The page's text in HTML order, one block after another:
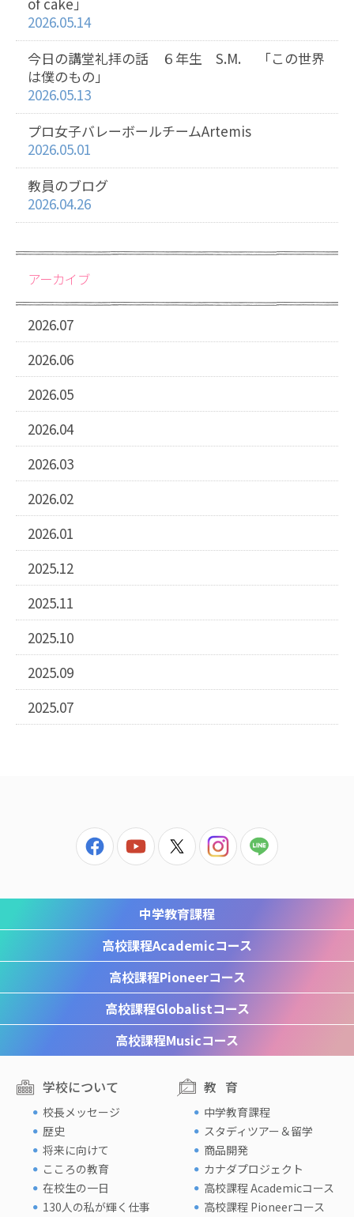
2026.05.14
今日の講堂礼拝の話 ６年生 S.M. 「この世界
は僕のもの」
2026.05.13
プロ女子バレーボールチームArtemis
2026.05.01
教員のブログ
2026.04.26
アーカイブ
2026.07
2026.06
2026.05
2026.04
2026.03
2026.02
2026.01
2025.12
2025.11
2025.10
2025.09
2025.07
中学教育課程
高校課程Academicコース
高校課程Pioneerコース
高校課程Globalistコース
高校課程Musicコース
学校について
校長メッセージ
歴史
将来に向けて
こころの教育
在校生の一日
130人の私が輝く仕事
教育
中学教育課程
スタディツアー＆留学
商品開発
カナダプロジェクト
高校課程 Academicコース
高校課程 Pioneerコース